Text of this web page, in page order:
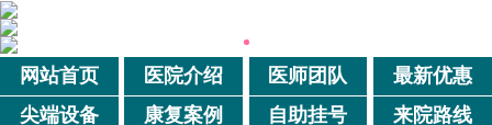
网站首页 医院介绍 医师团队
最新优惠
尖端设备
康复案例 自助挂号 来院路线